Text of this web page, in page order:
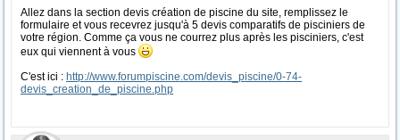
Allez dans la section devis création de piscine du site, remplissez le
formulaire et vous recevrez jusqu'à 5 devis comparatifs de pisciniers de
votre région. Comme ça vous ne courrez plus après les pisciniers, c'est
eux qui viennent à vous
C'est ici : http://www.forumpiscine.com/devis_piscine/0-74-
devis_creation_de_piscine.php